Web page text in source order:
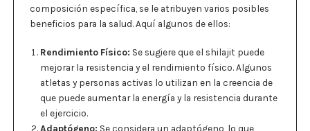
Multivitaminas Niños
composición específica, se le atribuyen varios posibles
beneficios para la salud. Aquí algunos de ellos:
Rendimiento Físico: Se sugiere que el shilajit puede
mejorar la resistencia y el rendimiento físico. Algunos
atletas y personas activas lo utilizan en la creencia de
que puede aumentar la energía y la resistencia durante
el ejercicio.
Adaptógeno: Se considera un adaptógeno, lo que